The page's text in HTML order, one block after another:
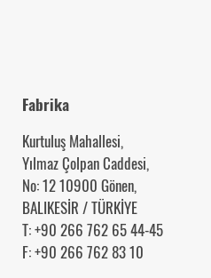
Fabrika
Kurtuluş Mahallesi,
Yılmaz Çolpan Caddesi,
No: 12 10900 Gönen,
BALIKESİR / TÜRKİYE
T: +90 266 762 65 44-45
F: +90 266 762 83 10